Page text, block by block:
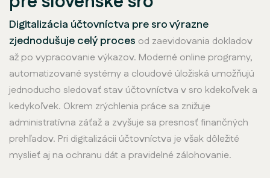
Digitalizácia účtovníctva pre sro výrazne
zjednodušuje celý proces od zaevidovania dokladov
až po vypracovanie výkazov. Moderné online programy,
automatizované systémy a cloudové úložiská umožňujú
jednoducho sledovať stav účtovníctva v sro kdekoľvek a
kedykoľvek. Okrem zrýchlenia práce sa znižuje
administratívna záťaž a zvyšuje sa presnosť finančných
prehľadov. Pri digitalizácii účtovníctva je však dôležité
myslieť aj na ochranu dát a pravidelné zálohovanie.